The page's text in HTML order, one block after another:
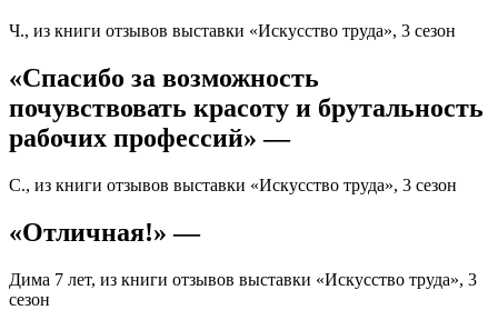
Ч., из книги отзывов выставки «Искусство труда», 3 сезон
«Спасибо за возможность
почувствовать красоту и брутальность
рабочих профессий» —
С., из книги отзывов выставки «Искусство труда», 3 сезон
«Отличная!» —
Дима 7 лет, из книги отзывов выставки «Искусство труда», 3
сезон